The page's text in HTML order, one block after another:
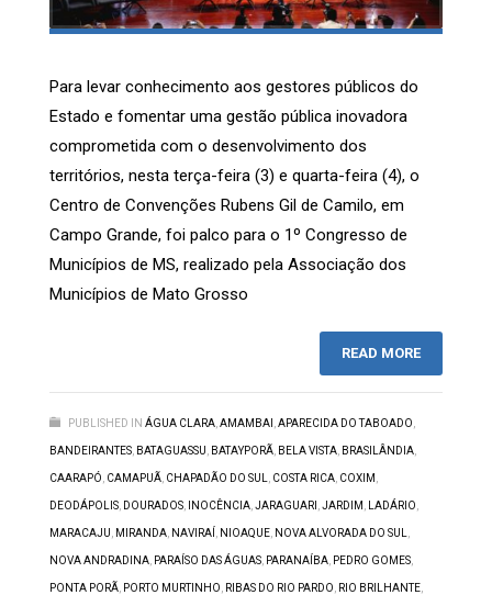
Para levar conhecimento aos gestores públicos do
Estado e fomentar uma gestão pública inovadora
comprometida com o desenvolvimento dos
territórios, nesta terça-feira (3) e quarta-feira (4), o
Centro de Convenções Rubens Gil de Camilo, em
Campo Grande, foi palco para o 1º Congresso de
Municípios de MS, realizado pela Associação dos
Municípios de Mato Grosso
READ MORE
PUBLISHED IN ÁGUA CLARA,AMAMBAI ,APARECIDA DO TABOADO,
BANDEIRANTES, BATAGUASSU, BATAYPORÃ, BELA VISTA, BRASILÂNDIA,
CAARAPÓ, CAMAPUÃ, CHAPADÃO DO SUL, COSTA RICA, COXIM ,
DEODÁPOLIS, DOURADOS, INOCÊNCIA,JARAGUARI ,JARDIM , LADÁRIO,
MARACAJU, MIRANDA, NAVIRAÍ , NIOAQUE, NOVA ALVORADA DO SUL,
NOVA ANDRADINA, PARAÍSO DAS ÁGUAS, PARANAÍBA, PEDRO GOMES,
PONTA PORÃ, PORTO MURTINHO, RIBAS DO RIO PARDO, RIO BRILHANTE,